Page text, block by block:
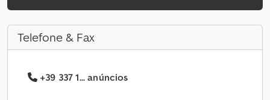
Telefone & Fax
+39 337 1... anúncios